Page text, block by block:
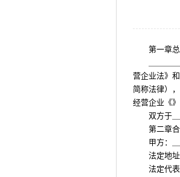
第一章总
＿＿＿
营企业法》
简称法律）
经营企业《
双方于
第二章
甲方：
法定地
法定代